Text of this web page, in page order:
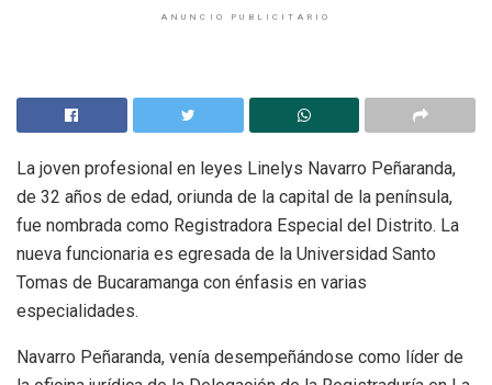
ANUNCIO PUBLICITARIO
La joven profesional en leyes Linelys Navarro Peñaranda,
de 32 años de edad, oriunda de la capital de la península,
fue nombrada como Registradora Especial del Distrito. La
nueva funcionaria es egresada de la Universidad Santo
Tomas de Bucaramanga con énfasis en varias
especialidades.
Navarro Peñaranda, venía desempeñándose como líder de